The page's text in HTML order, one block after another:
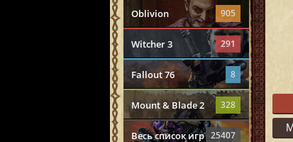
Oblivion 905
Witcher 3 291
Fallout 76 8
Mount & Blade 2 328
Весь список игр 25407